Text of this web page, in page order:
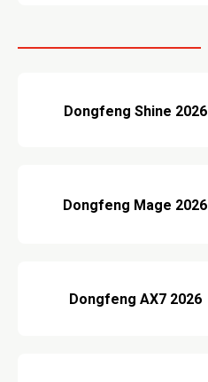
Dongfeng Shine 2026
Dongfeng Mage 2026
Dongfeng AX7 2026